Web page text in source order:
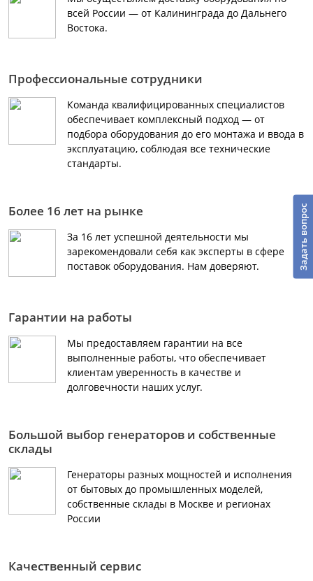
всей России — от Калининграда до Дальнего
Востока.
Профессиональные сотрудники
Команда квалифицированных специалистов
обеспечивает комплексный подход — от
подбора оборудования до его монтажа и ввода в
эксплуатацию, соблюдая все технические
стандарты.
Более 16 лет на рынке
За 16 лет успешной деятельности мы
зарекомендовали себя как эксперты в сфере
поставок оборудования. Нам доверяют.
Гарантии на работы
Мы предоставляем гарантии на все
выполненные работы, что обеспечивает
клиентам уверенность в качестве и
долговечности наших услуг.
Большой выбор генераторов и собственные
склады
Генераторы разных мощностей и исполнения
от бытовых до промышленных моделей,
собственные склады в Москве и регионах
России
Качественный сервис
Задать вопрос